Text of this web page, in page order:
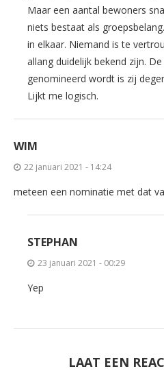
Maar een aantal bewoners
niets bestaat als
in elkaar. Niemand is te
allang duidelijk bekend zijn.
genomineerd wordt is zij
Lijkt me logisch.
WIM
22 januari 2021 - 14:24
meteen een nominatie met dat
STEPHAN
23 januari 2021 - 00:29
Yep
LAAT EEN